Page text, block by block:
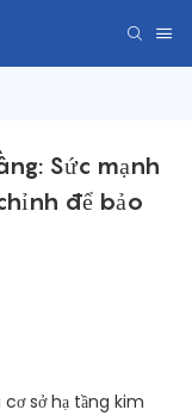
Sức mạnh
để bảo
sở hạ tầng kim